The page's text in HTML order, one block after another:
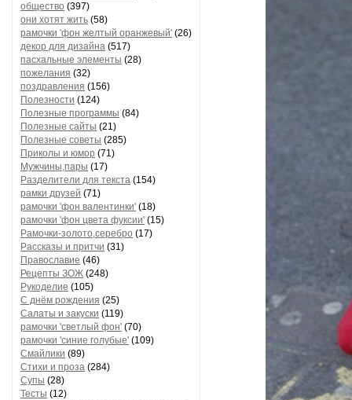
общество (397)
они хотят жить (58)
рамочки 'фон желтый оранжевый' (26)
декор для дизайна (517)
пасхальные элементы (28)
пожелания (32)
поздравления (156)
Полезности (124)
Полезные программы (84)
Полезные сайты (21)
Полезные советы (285)
Приколы и юмор (71)
Мужчины,пары (17)
Разделители для текста (154)
рамки друзей (71)
рамочки 'фон валентинки' (18)
рамочки 'фон цвета фуксии' (15)
Рамочки-золото,серебро (17)
Рассказы и притчи (31)
Православие (46)
Рецепты ЗОЖ (248)
Рукоделие (105)
С днём рождения (25)
Салаты и закуски (119)
рамочки 'светлый фон' (70)
рамочки 'синие голубые' (109)
Смайлики (89)
Стихи и проза (284)
Супы (28)
Тесты (12)